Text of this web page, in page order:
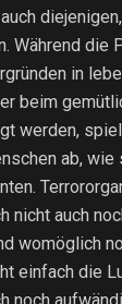
Während die
in
beim
werden,
ab, wie
nicht auch
womöglich
einfach die